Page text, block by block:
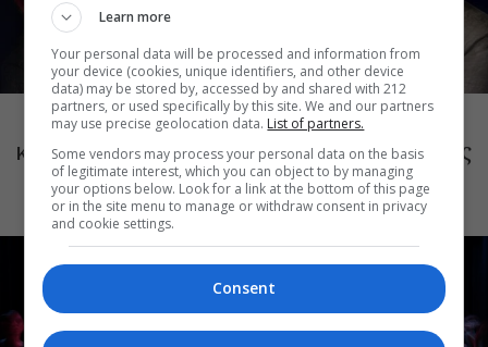
ΜΟΥΣΙΚΗ
Το Ροκ το Ελληνικό: Κώστας Τουρνάς
και Διονύσης Τσακνής στο Θέατρο Άλσος
ΔΕΗ
Learn more
Your personal data will be processed and information from
your device (cookies, unique identifiers, and other device
data) may be stored by, accessed by and shared with 212
partners, or used specifically by this site. We and our partners
may use precise geolocation data. List of partners.
Some vendors may process your personal data on the basis
of legitimate interest, which you can object to by managing
your options below. Look for a link at the bottom of this page
or in the site menu to manage or withdraw consent in privacy
and cookie settings.
Consent